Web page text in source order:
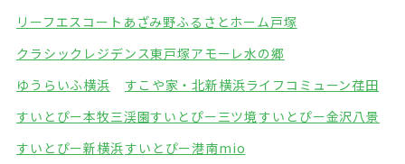
リーフエスコートあざみ野ふるさとホーム戸塚
クラシックレジデンス東戸塚アモーレ水の郷
ゆうらいふ横浜
すこや家・北新横浜ライフコミューン荏田
すいとぴー本牧三渓園すいとぴー三ツ境すいとぴー金沢八景
すいとぴー新横浜すいとぴー港南mio